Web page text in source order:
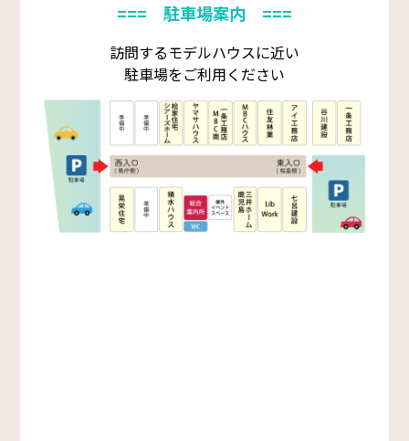
=== 駐車場案内 ===
訪問するモデルハウスに近い
駐車場をご利用ください